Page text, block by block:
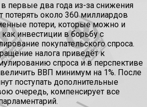
первые два года из-за снижения
около 360 миллиардов
потери, которые можно и
инвестиции в борьбу с
покупательского спроса.
налога приведёт к
спроса и в перспективе
ВВП минимум на 1%. После
поступать дополнительные
очередь, компенсирует все